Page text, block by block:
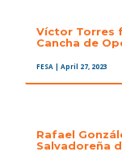
Víctor Torres
Cancha de
FESA | April 27, 2023
Rafael
Salvadoreña